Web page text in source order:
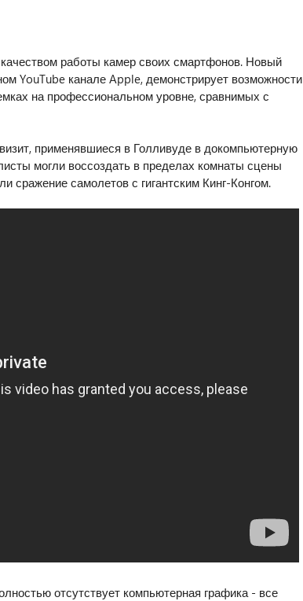
работы камер своих смартфонов. Новый
YouTube канале Apple, демонстрирует возможности
на профессиональном уровне, сравнимых с
применявшиеся в Голливуде в докомпьютерную
могли воссоздать в пределах комнаты сцены
сражение самолетов с гигантским Кинг-Конгом.
отсутствует компьютерная графика - все